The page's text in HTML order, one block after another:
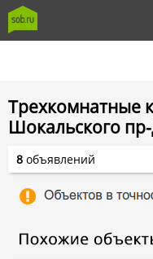
Трехкомнатные
Шокальского
8 объявлений